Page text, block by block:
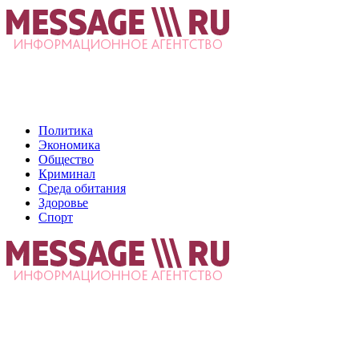
Политика
Экономика
Общество
Криминал
Среда обитания
Здоровье
Спорт